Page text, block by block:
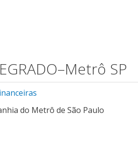
SP
do Metrô de São Paulo